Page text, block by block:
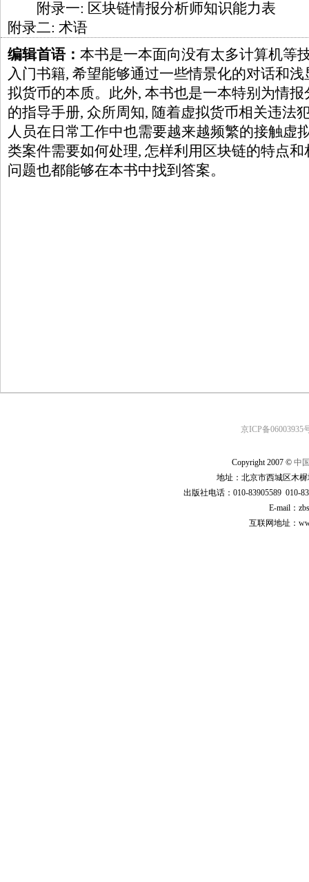
附录一: 区块链情报分析师知识能力表
附录二: 术语
编辑首语： 本书是一本面向没有太多计算机等
入门书籍, 希望能够通过一些情景化的对话和
拟货币的本质。此外, 本书也是一本特别为情
的指导手册, 众所周知, 随着虚拟货币相关违法
人员在日常工作中也需要越来越频繁的接触虚
类案件需要如何处理, 怎样利用区块链的特点
问题也都能够在本书中找到答案。
京ICP备06003935
Copyright 2007 © 中
地址：北京市西城区木
出版社电话：010-83905589 010-
E-mail：
互联网地址：